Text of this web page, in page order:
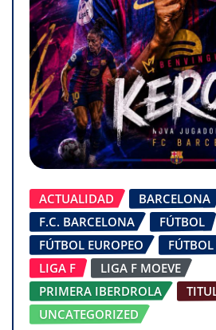
ACTUALIDAD
BARCELONA
F.C. BARCELONA
FÚTBOL
FÚTBOL EUROPEO
LIGA F
LIGA F MOEVE
PRIMERA IBERDROLA
UNCATEGORIZED